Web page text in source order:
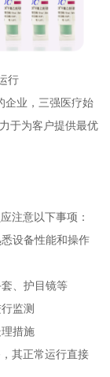
行
企业，三强医疗始
于为客户提供最优
注意以下事项：
设备性能和操作
、护目镜等
监测
措施
其正常运行直接